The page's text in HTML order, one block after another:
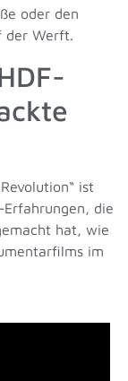
oder den
der Werft.
ist
die
hat, wie
im